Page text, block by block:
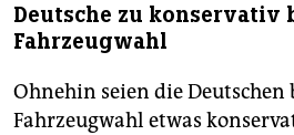
Deutsche zu konservativ
Fahrzeugwahl
Ohnehin seien die Deutschen
Fahrzeugwahl etwas